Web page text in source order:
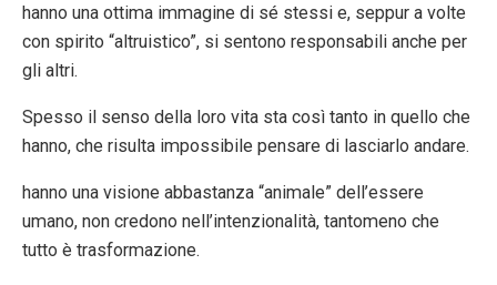
hanno una ottima immagine di sé stessi e, seppur a volte
con spirito “altruistico”, si sentono responsabili anche per
gli altri.
Spesso il senso della loro vita sta così tanto in quello che
hanno, che risulta impossibile pensare di lasciarlo andare.
hanno una visione abbastanza “animale” dell’essere
umano, non credono nell’intenzionalità, tantomeno che
tutto è trasformazione.